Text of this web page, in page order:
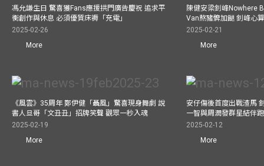
馮允謙生日 驚喜獲Fans應援拱門廣告慶祝 追求平
衡創作與休息 必須優質床褥「充電」
2025-02-26
More
陳健安梁釗峰Nowhere
Van熬豬髀加餸 釗峰心
2025-02-21
More
《風雲》35周年 鄭伊健「聶風」驚喜現身舞劇 說
書人旦哥「文丑丑」招牌笑聲 觀眾一秒入魂
2025-02-19
More
安仔傷後首度出戰渣馬
一智與周潤發群星結伴
2025-02-12
More